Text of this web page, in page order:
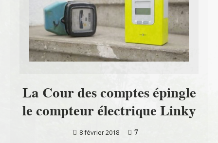
La Cour des comptes épingle
le compteur électrique Linky
8 février 2018
7